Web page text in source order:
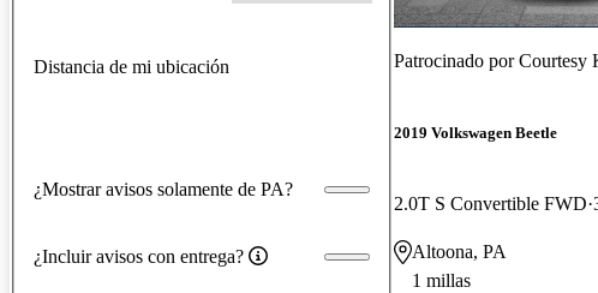
Distancia de mi ubicación
¿Mostrar avisos solamente de PA?
¿Incluir avisos con entrega?
Patrocinado porCourtesy
2019 Volkswagen Beetle
2.0T S Convertible FWD
Altoona, PA
1 millas